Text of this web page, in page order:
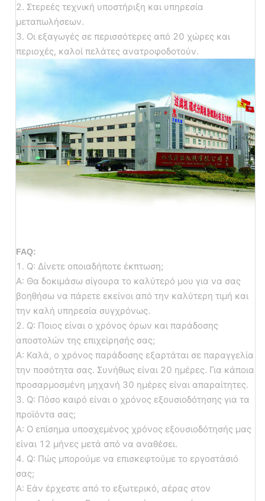
2. Στερεές τεχνική υποστήριξη και υπηρεσία
μεταπωλήσεων.
3. Οι εξαγωγές σε περισσότερες από 20 χώρες και
περιοχές, καλοί πελάτες ανατροφοδοτούν.
FAQ:
1. Q: Δίνετε οποιαδήποτε έκπτωση;
Α: Θα δοκιμάσω σίγουρα το καλύτερό μου για να σας
βοηθήσω να πάρετε εκείνοι από την καλύτερη τιμή και
την καλή υπηρεσία συγχρόνως.
2. Q: Ποιος είναι ο χρόνος όρων και παράδοσης
αποστολών της επιχείρησής σας;
Α: Καλά, ο χρόνος παράδοσης εξαρτάται σε παραγγελία
την ποσότητα σας. Συνήθως είναι 20 ημέρες. Για κάποια
προσαρμοσμένη μηχανή 30 ημέρες είναι απαραίτητες.
3. Q: Πόσο καιρό είναι ο χρόνος εξουσιοδότησης για τα
προϊόντα σας;
Α: Ο επίσημα υποσχεμένος χρόνος εξουσιοδότησής μας
είναι 12 μήνες μετά από να αναθέσει.
4. Q: Πώς μπορούμε να επισκεφτούμε το εργοστάσιό
σας;
Α: Εάν έρχεστε από το εξωτερικό, αέρας στον